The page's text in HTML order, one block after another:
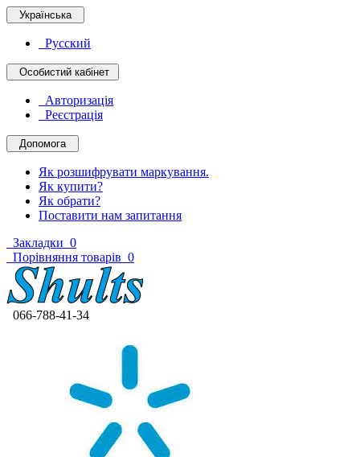
Українська
Русский
Особистий кабінет
Авторизація
Реєстрація
Допомога
Як розшифрувати маркування.
Як купити?
Як обрати?
Поставити нам запитання
Закладки 0
Порівняння товарів 0
066-788-41-34